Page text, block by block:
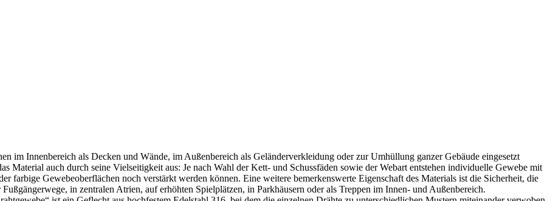
im Innenbereich als Decken und Wände, im Außenbereich als Geländerverkleidung oder zur Umhüllung ganzer Gebäude eingesetzt
Material auch durch seine Vielseitigkeit aus: Je nach Wahl der Kett- und Schussfäden sowie der Webart entstehen individuelle Gewebe mit
farbige Gewebeoberflächen noch verstärkt werden können. Eine weitere bemerkenswerte Eigenschaft des Materials ist die Sicherheit, die
in zentralen Atrien, auf erhöhten Spielplätzen, in Parkhäusern oder als Treppen im Innen- und Außenbereich.